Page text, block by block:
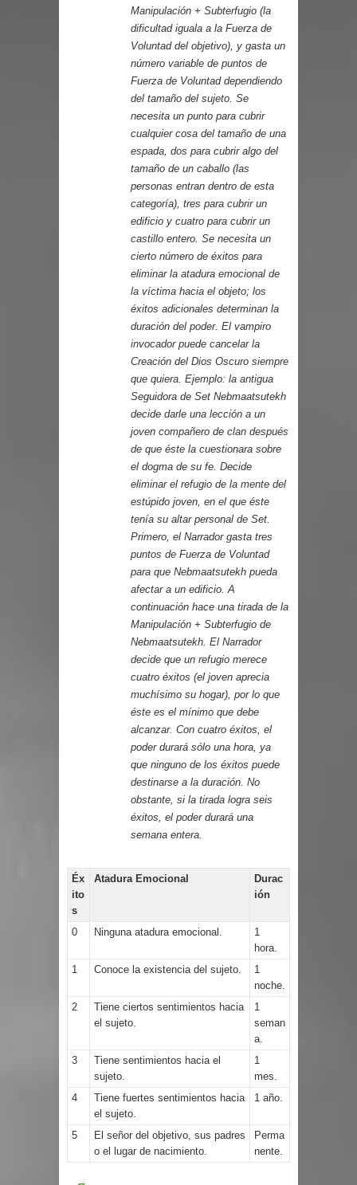
Manipulación + Subterfugio (la
dificultad iguala a la Fuerza de
Voluntad del objetivo), y gasta un
número variable de puntos de
Fuerza de Voluntad dependiendo
del tamaño del sujeto. Se
necesita un punto para cubrir
cualquier cosa del tamaño de una
espada, dos para cubrir algo del
tamaño de un caballo (las
personas entran dentro de esta
categoría), tres para cubrir un
edificio y cuatro para cubrir un
castillo entero. Se necesita un
cierto número de éxitos para
eliminar la atadura emocional de
la víctima hacia el objeto; los
éxitos adicionales determinan la
duración del poder. El vampiro
invocador puede cancelar la
Creación del Dios Oscuro siempre
que quiera. Ejemplo: la antigua
Seguidora de Set Nebmaatsutekh
decide darle una lección a un
joven compañero de clan después
de que éste la cuestionara sobre
el dogma de su fe. Decide
eliminar el refugio de la mente del
estúpido joven, en el que éste
tenía su altar personal de Set.
Primero, el Narrador gasta tres
puntos de Fuerza de Voluntad
para que Nebmaatsutekh pueda
afectar a un edificio. A
continuación hace una tirada de la
Manipulación + Subterfugio de
Nebmaatsutekh. El Narrador
decide que un refugio merece
cuatro éxitos (el joven aprecia
muchísimo su hogar), por lo que
éste es el mínimo que debe
alcanzar. Con cuatro éxitos, el
poder durará sólo una hora, ya
que ninguno de los éxitos puede
destinarse a la duración. No
obstante, si la tirada logra seis
éxitos, el poder durará una
semana entera.
Éx
ito
s
Atadura Emocional
Durac
ión
0 Ninguna atadura emocional.
1
hora.
1
Conoce la existencia del sujeto.
1
noche.
2
Tiene ciertos sentimientos hacia
el sujeto.
1
seman
a.
3
Tiene sentimientos hacia el
sujeto.
1
mes.
4
Tiene fuertes sentimientos hacia
el sujeto.
1 año.
5
El señor del objetivo, sus padres
o el lugar de nacimiento.
Perma
nente.